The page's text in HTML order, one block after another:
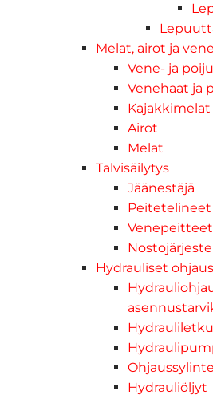
Melat, airot ja
Vene- ja
Venehaat ja
Kajakkimelat
Airot
Melat
Talvisäilytys
Jäänestäjä
Peitetelineet
Venepeitteet
Hydrauliset
Hydrauliöljyt